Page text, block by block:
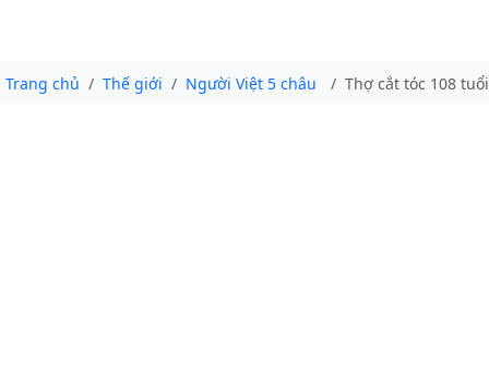
Trang chủ Thế giới Người Việt 5 châu Thợ cắt tóc 108